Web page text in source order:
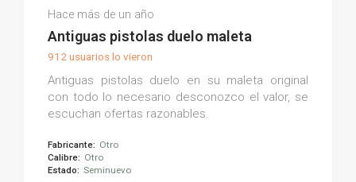
Juan Luis P.
(0)
Hace más de un año
Antiguas pistolas duelo maleta
912 usuarios lo vieron
Antiguas pistolas duelo en su maleta original
con todo lo necesario desconozco el valor, se
escuchan ofertas razonables.
Fabricante: Otro
Calibre: Otro
Estado: Seminuevo